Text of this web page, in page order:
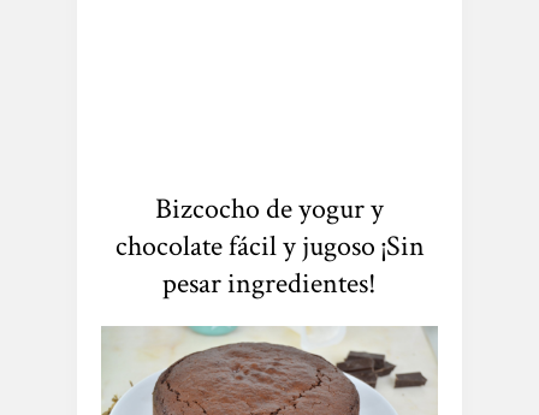
Bizcocho de yogur y
chocolate fácil y jugoso ¡Sin
pesar ingredientes!